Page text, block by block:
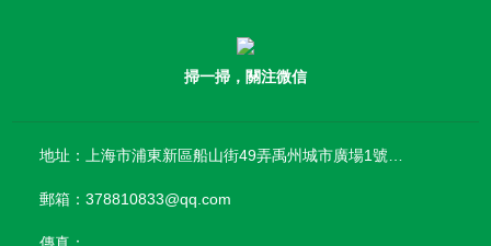
掃一掃，關注微信
郵箱：378810833@qq.com